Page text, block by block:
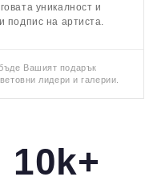
уникалност и
подпис на артиста.
Вашият подарък
лидери и галерии.
10k+